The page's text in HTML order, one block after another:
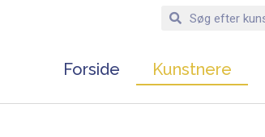
Forside Kunstnere